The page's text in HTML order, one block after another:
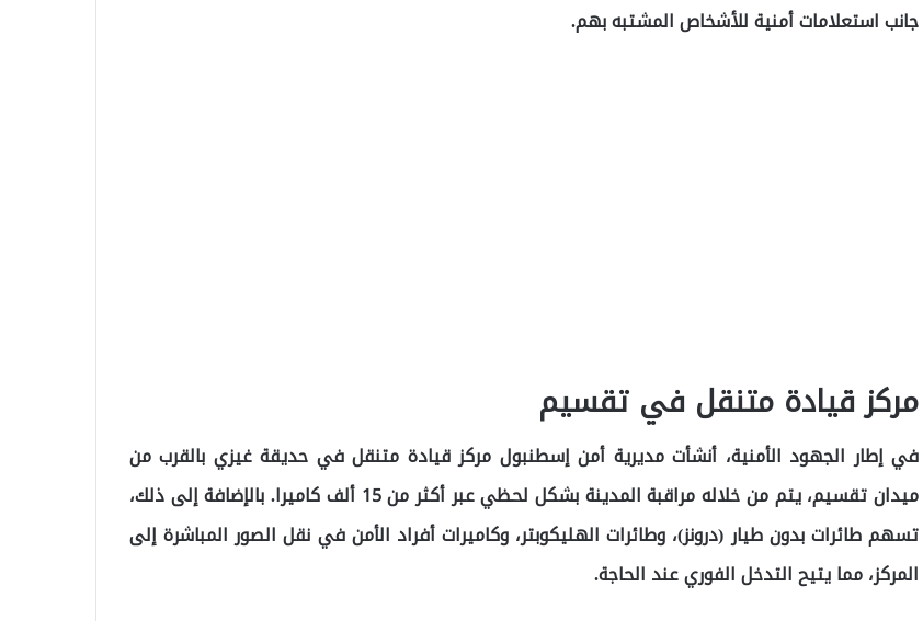
جانب استعلامات أمنية للأشخاص المشتبه بهم.
مركز قيادة متنقل في تقسيم
في إطار الجهود الأمنية، أنشأت مديرية أمن إسطنبول مركز قيادة متنقل في حديقة غيزي بالقرب من
ميدان تقسيم، يتم من خلاله مراقبة المدينة بشكل لحظي عبر أكثر من 15 ألف كاميرا. بالإضافة إلى ذلك،
تسهم طائرات بدون طيار (درونز)، وطائرات الهليكوبتر، وكاميرات أفراد الأمن في نقل الصور المباشرة إلى
المركز، مما يتيح التدخل الفوري عند الحاجة.